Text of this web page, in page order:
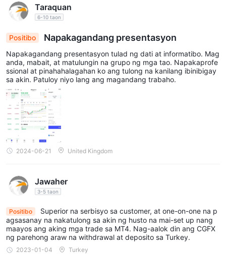
Taraquan
6-10 taon
Positibo Napakagandang presentasyon
Napakagandang presentasyon tulad ng dati at informatibo. Mag
anda, mabait, at matulungin na grupo ng mga tao. Napakaprofe
ssional at pinahahalagahan ko ang tulong na kanilang ibinibigay
sa akin. Patuloy niyo lang ang magandang trabaho.
2024-06-21 United Kingdom
Jawaher
3-5 taon
Positibo
Superior na serbisyo sa customer, at one-on-one na p
agsasanay na nakatulong sa akin ng husto na mai-set up nang
maayos ang aking mga trade sa MT4. Nag-aalok din ang CGFX
ng parehong araw na withdrawal at deposito sa Turkey.
2023-01-04 Turkey